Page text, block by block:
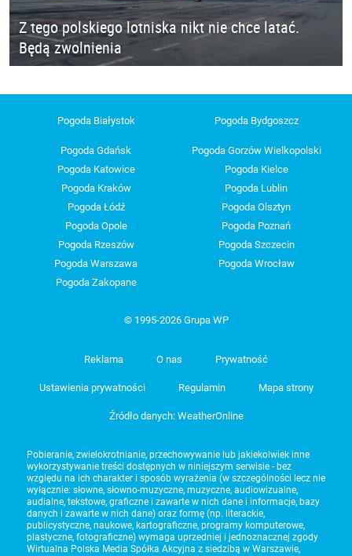
Z tego polskiego lotniska nikt nie chce latać.
Będą zwolnienia
Pogoda Białystok Pogoda Bydgoszcz
Pogoda Gdańsk
Pogoda Gorzów Wielkopolski
Pogoda Katowice
Pogoda Kielce
Pogoda Kraków
Pogoda Lublin
Pogoda Łódź
Pogoda Olsztyn
Pogoda Opole
Pogoda Poznań
Pogoda Rzeszów
Pogoda Szczecin
Pogoda Warszawa
Pogoda Wrocław
Pogoda Zakopane
© 1995-2026 Grupa WP
Reklama O nas Prywatność
Ustawienia prywatności Regulamin Mapa strony
Źródło danych: WeatherOnline
Pobieranie, zwielokrotnianie, przechowywanie lub jakiekolwiek inne
wykorzystywanie treści dostępnych w niniejszym serwisie - bez
względu na ich charakter i sposób wyrażenia (w szczególności lecz nie
wyłącznie: słowne, słowno-muzyczne, muzyczne, audiowizualne,
audialne, tekstowe, graficzne i zawarte w nich dane i informacje, bazy
danych i zawarte w nich dane) oraz formę (np. literackie,
publicystyczne, naukowe, kartograficzne, programy komputerowe,
plastyczne, fotograficzne) wymaga uprzedniej i jednoznacznej zgody
Wirtualna Polska Media Spółka Akcyjna z siedzibą w Warszawie,